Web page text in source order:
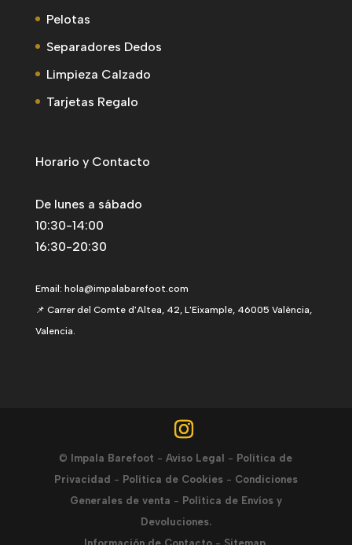
Pelotas
Separadores Dedos
Limpieza Calzado
Tarjetas Regalo
Horario y Contacto
De lunes a sábado
10:30-14:00
16:30-20:30
Email: hola@impalabarefoot.com
📌 Carrer del Comte d'Altea, 42, L'Eixample, 46005 València,
Valencia.
© Impala Barefoot -Aviso Legal - Política de
Privacidad - Política de Cookies- Condiciones
Generales de venta - Política de Envíos y
Devoluciones.